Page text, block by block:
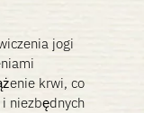
jogi
krwi, co
niezbędnych